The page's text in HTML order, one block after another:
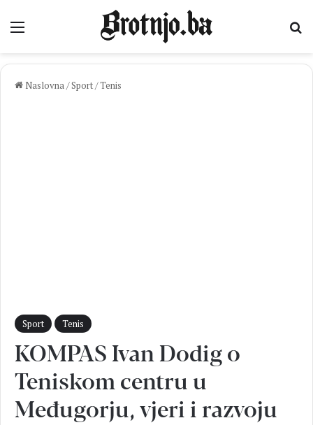
Izbornik
Naslovna/Sport/Tenis
Sport Tenis
KOMPAS Ivan Dodig o
Teniskom centru u
Međugorju, vjeri i razvoju